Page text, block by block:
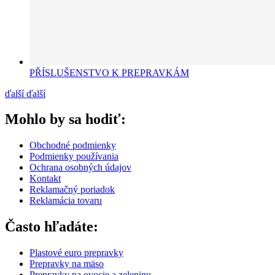
PŘÍSLUŠENSTVO K PREPRAVKÁM
ďalší ďalší
Mohlo by sa hodiť:
Obchodné podmienky
Podmienky používania
Ochrana osobných údajov
Kontakt
Reklamačný poriadok
Reklamácia tovaru
Často hľadáte:
Plastové euro prepravky
Prepravky na mäso